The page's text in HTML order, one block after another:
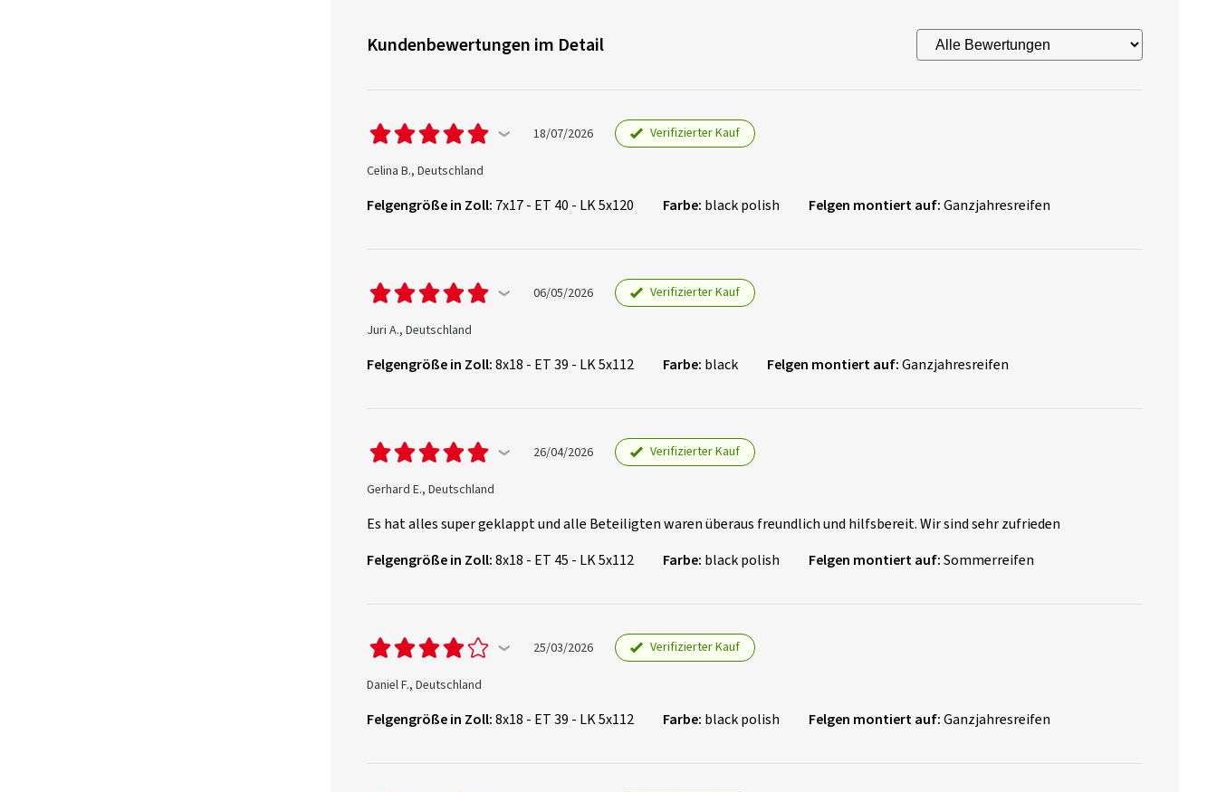
Kundenbewertungen im Detail
18/07/2026 Verifizierter Kauf
Celina B., Deutschland
Felgengröße in Zoll: 7x17 - ET 40 - LK 5x120 Farbe: black polish Felgen montiert auf:Ganzjahresreifen
06/05/2026 Verifizierter Kauf
Juri A., Deutschland
Felgengröße in Zoll:8x18 - ET 39 - LK 5x112 Farbe: black Felgen montiert auf:Ganzjahresreifen
26/04/2026 Verifizierter Kauf
Gerhard E., Deutschland
Es hat alles super geklappt und alle Beteiligten waren überaus freundlich und hilfsbereit. Wir sind sehr zufrieden
Felgengröße in Zoll:8x18 - ET 45 - LK 5x112 Farbe: black polish Felgen montiert auf:Sommerreifen
25/03/2026 Verifizierter Kauf
Daniel F., Deutschland
Felgengröße in Zoll:8x18 - ET 39 - LK 5x112 Farbe: black polish Felgen montiert auf:Ganzjahresreifen